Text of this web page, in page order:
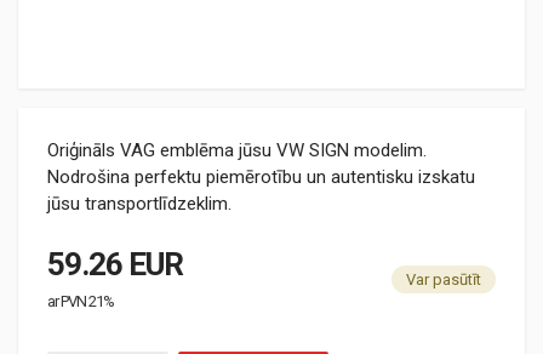
Oriģināls VAG emblēma jūsu VW SIGN modelim.
Nodrošina perfektu piemērotību un autentisku izskatu
jūsu transportlīdzeklim.
59.26 EUR
ar PVN 21%
Var pasūtīt